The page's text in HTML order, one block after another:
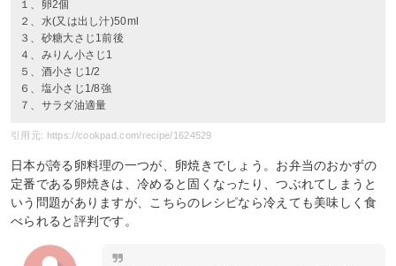
１、卵2個
２、水(又は出し汁)50ml
３、砂糖大さじ1前後
４、みりん小さじ1
５、酒小さじ1/2
６、塩小さじ1/8強
７、サラダ油適量
引用元: https://cookpad.com/recipe/1624529
日本が誇る卵料理の一つが、卵焼きでしょう。お弁当のおかずの
定番である卵焼きは、冷めると固くなったり、つぶれてしまうと
いう問題がありますが、こちらのレシピなら冷えても美味しく食
べられると評判です。